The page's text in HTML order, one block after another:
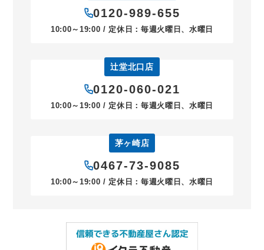
0120-989-655
10:00～19:00 / 定休日：毎週火曜日、水曜日
辻堂北口店
0120-060-021
10:00～19:00 / 定休日：毎週火曜日、水曜日
茅ヶ崎店
0467-73-9085
10:00～19:00 / 定休日：毎週火曜日、水曜日